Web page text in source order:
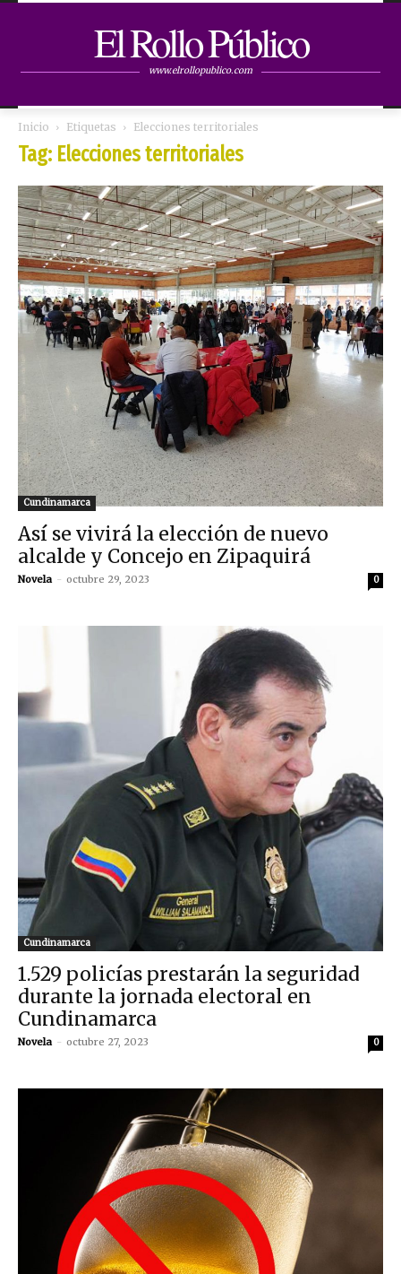
El Rollo Público
www.elrollopublico.com
Inicio Etiquetas Elecciones territoriales
Tag: Elecciones territoriales
Cundinamarca
Así se vivirá la elección de nuevo
alcalde y Concejo en Zipaquirá
Novela - octubre 29, 2023 0
Cundinamarca
1.529 policías prestarán la seguridad
durante la jornada electoral en
Cundinamarca
Novela - octubre 27, 2023 0